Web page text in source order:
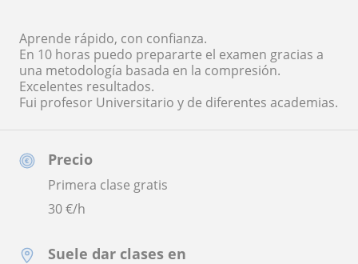
Precio
Primera clase gratis
30€/h
Suele dar clases en
Aprende rápido, con confianza.
En 10 horas puedo prepararte el examen gracias a
una metodología basada en la compresión.
Excelentes resultados.
Fui profesor Universitario y de diferentes academias.